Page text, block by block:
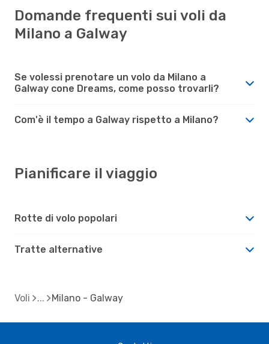
Domande frequenti sui voli da
Milano a Galway
Se volessi prenotare un volo da Milano a
Galway cone Dreams, come posso trovarli?
Com'è il tempo a Galway rispetto a Milano?
Pianificare il viaggio
Rotte di volo popolari
Tratte alternative
Voli Milano - Galway